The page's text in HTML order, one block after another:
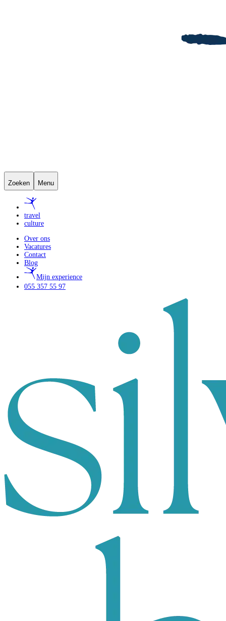
Zoeken Menu
travel
culture
Over ons
Vacatures
Contact
Blog
Mijn experience
055 357 55 97